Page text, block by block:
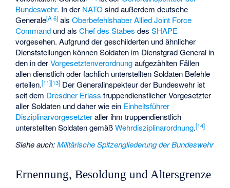
Bundeswehr. In der NATOsind außerdem deutsche
Generale[A 6] alsOberbefehlshaber Allied Joint Force
Command und alsChef des Stabes desSHAPE
vorgesehen. Aufgrund der geschilderten und ähnlicher
Dienststellungen können Soldaten im Dienstgrad General in
den in derVorgesetztenverordnungaufgezählten Fällen
allen dienstlich oder fachlich unterstellten Soldaten Befehle
erteilen.[11][13] Der Generalinspekteur der Bundeswehr ist
seit dem Dresdner Erlass truppendienstlicher Vorgesetzter
aller Soldaten und daher wie ein Einheitsführer
Disziplinarvorgesetzteraller ihm truppendienstlich
unterstellten Soldaten gemäßWehrdisziplinarordnung.[14]
Siehe auch:Militärische Spitzengliederung der Bundeswehr
Ernennung, Besoldung und Altersgrenze